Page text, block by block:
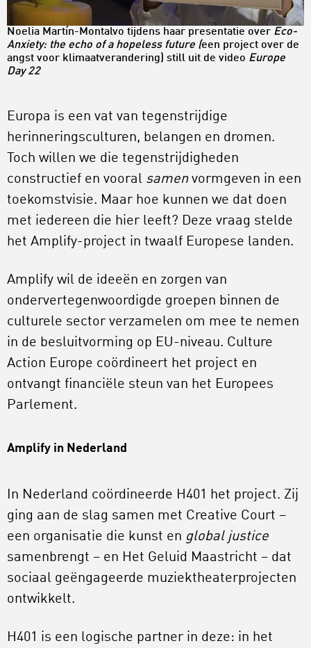
Noelia Martín-Montalvo tijdens haar presentatie over Eco-
Anxiety: the echo of a hopeless future (een project over de
angst voor klimaatverandering) still uit de video Europe
Day 22
Europa is een vat van tegenstrijdige
herinneringsculturen, belangen en dromen.
Toch willen we die tegenstrijdigheden
constructief en vooral samenvormgeven in een
toekomstvisie. Maar hoe kunnen we dat doen
met iedereen die hier leeft? Deze vraag stelde
het Amplify-project in twaalf Europese landen.
Amplify wil de ideeën en zorgen van
ondervertegenwoordigde groepen binnen de
culturele sector verzamelen om mee te nemen
in de besluitvorming op EU-niveau. Culture
Action Europe coördineert het project en
ontvangt financiële steun van het Europees
Parlement.
Amplify in Nederland
In Nederland coördineerde H401 het project. Zij
ging aan de slag samen met Creative Court –
een organisatie die kunst en global justice
samenbrengt – en Het Geluid Maastricht – dat
sociaal geëngageerde muziektheaterprojecten
ontwikkelt.
H401 is een logische partner in deze: in het